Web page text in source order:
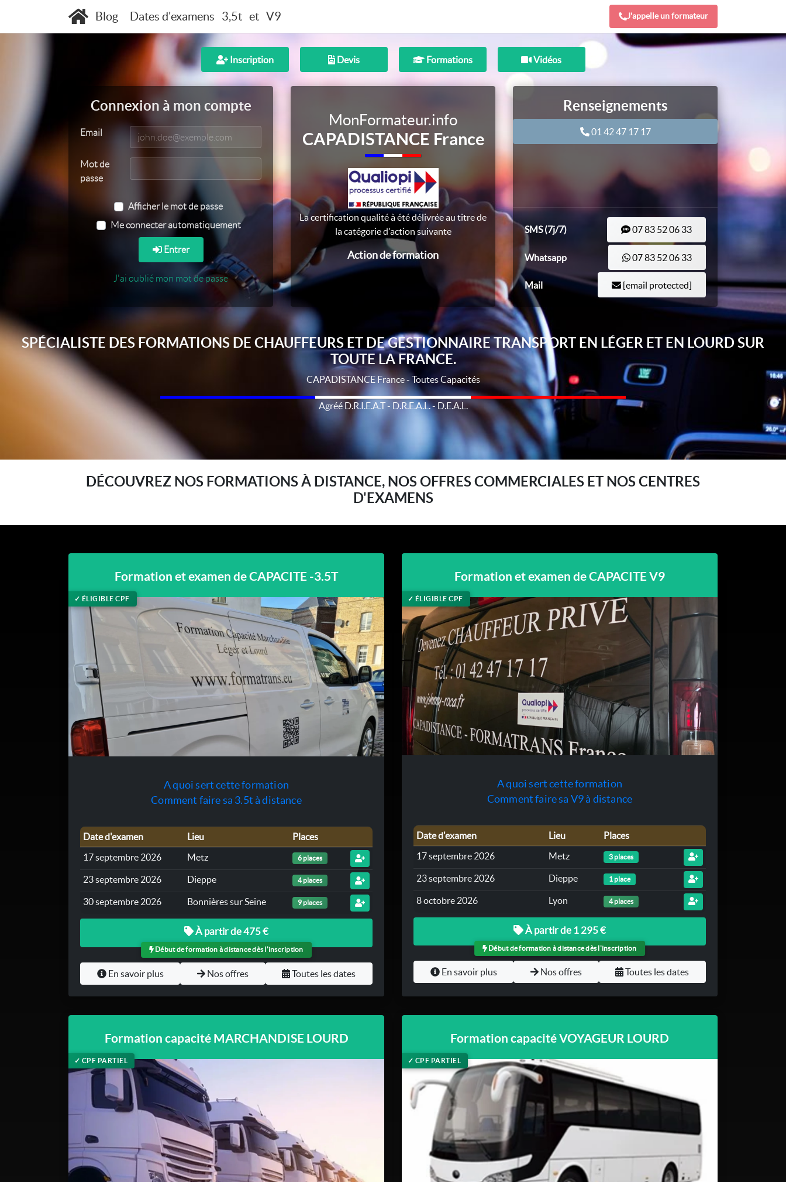
Blog Dates d'examens 3,5t et V9 J'appelle un formateur
Inscription Devis Formations Vidéos
Connexion à mon compte
Email
Mot de
passe
Afficher le mot de passe
Me connecter automatiquement
Entrer
J'ai oublié mon mot de passe
MonFormateur.info
CAPADISTANCE France
La certification qualité à été délivrée au titre de
la catégorie d'action suivante
Action de formation
Renseignements
01 42 47 17 17
SMS (7j/7) 07 83 52 06 33
Whatsapp 07 83 52 06 33
Mail [email protected]
SPÉCIALISTE DES FORMATIONS DE CHAUFFEURS ET DE GESTIONNAIRE TRANSPORT EN LÉGER ET EN LOURD SUR
TOUTE LA FRANCE.
CAPADISTANCE France - Toutes Capacités
Agréé D.R.I.E.A.T - D.R.E.A.L. - D.E.A.L.
DÉCOUVREZ NOS FORMATIONS À DISTANCE, NOS OFFRES COMMERCIALES ET NOS CENTRES
D'EXAMENS
Formation et examen de CAPACITE -3.5T
✓ ÉLIGIBLE CPF
A quoi sert cette formation
Comment faire sa 3.5t à distance
Date d'examen Lieu
Places
17 septembre 2026
Metz 6 places
23 septembre 2026 Dieppe 4 places
30 septembre 2026 Bonnières sur Seine 9 places
À partir de 475 €
Début de formation à distance dès l'inscription
En savoir plus Nos offres Toutes les dates
Formation et examen de CAPACITE V9
✓ ÉLIGIBLE CPF
A quoi sert cette formation
Comment faire sa V9 à distance
Date d'examen Lieu
Places
17 septembre 2026
Metz 3 places
23 septembre 2026 Dieppe 1 place
8 octobre 2026 Lyon 4 places
À partir de 1 295 €
Début de formation à distance dès l'inscription
En savoir plus Nos offres Toutes les dates
Formation capacité MARCHANDISE LOURD
✓ CPF PARTIEL
Formation capacité VOYAGEUR LOURD
✓ CPF PARTIEL